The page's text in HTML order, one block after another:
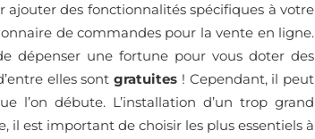
ajouter des fonctionnalités spécifiques à votre
de commandes pour la vente en ligne.
dépenser une fortune pour vous doter des
elles sontgratuites ! Cependant, il peut
l’on débute. L’installation d’un trop grand
est important de choisir les plus essentiels à